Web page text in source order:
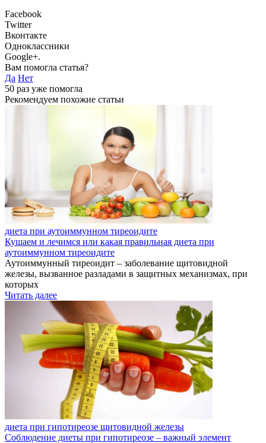
Facebook
Twitter
Вконтакте
Одноклассники
Google+.
Вам помогла статья?
Да Нет
50 раз уже помогла
Рекомендуем похожие статьи
диета при аутоиммунном тиреоидите
Кушаем и лечимся или какая правильная диета при
аутоиммунном тиреоидите
Аутоиммунный тиреоидит – заболевание щитовидной
железы, вызванное разладами в защитных механизмах, при
которых
Читать далее
диета при гипотиреозе щитовидной железы
Соблюдение диеты при гипотиреозе – важный элемент